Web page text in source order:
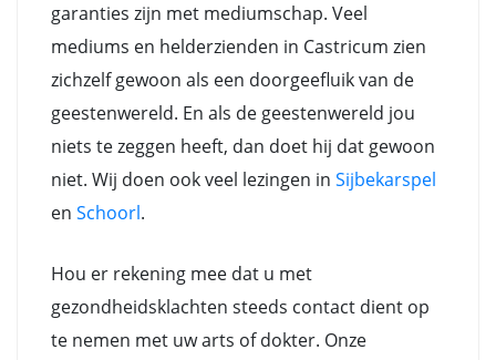
garanties zijn met mediumschap. Veel
mediums en helderzienden in Castricum zien
zichzelf gewoon als een doorgeefluik van de
geestenwereld. En als de geestenwereld jou
niets te zeggen heeft, dan doet hij dat gewoon
niet. Wij doen ook veel lezingen in Sijbekarspel
en Schoorl.
Hou er rekening mee dat u met
gezondheidsklachten steeds contact dient op
te nemen met uw arts of dokter. Onze